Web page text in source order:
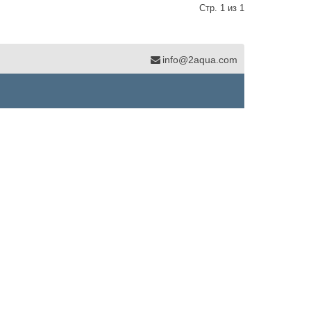
Стр. 1 из 1
info@2aqua.com